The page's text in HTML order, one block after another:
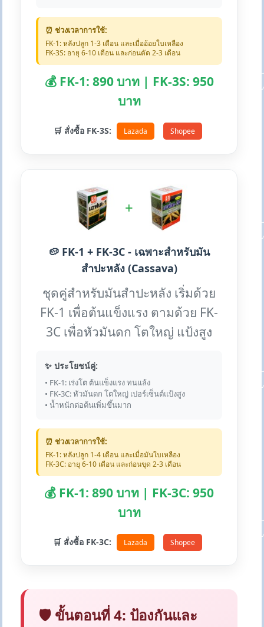
⏰ ช่วงเวลาการใช้:
FK-1: หลังปลูก 1-3 เดือน และเมื่ออ้อยใบเหลือง
FK-3S: อายุ 6-10 เดือน และก่อนตัด 2-3 เดือน
💰 FK-1: 890 บาท | FK-3S: 950
บาท
🛒 สั่งซื้อ FK-3S: Lazada Shopee
+
🥔 FK-1 + FK-3C - เฉพาะสำหรับมัน
สำปะหลัง (Cassava)
ชุดคู่สำหรับมันสำปะหลัง เริ่มด้วย
FK-1 เพื่อต้นแข็งแรง ตามด้วย FK-
3C เพื่อหัวมันดก โตใหญ่ แป้งสูง
✨ ประโยชน์คู่:
• FK-1: เร่งโต ต้นแข็งแรง ทนแล้ง
• FK-3C: หัวมันดก โตใหญ่ เปอร์เซ็นต์แป้งสูง
• น้ำหนักต่อต้นเพิ่มขึ้นมาก
⏰ ช่วงเวลาการใช้:
FK-1: หลังปลูก 1-4 เดือน และเมื่อมันใบเหลือง
FK-3C: อายุ 6-10 เดือน และก่อนขุด 2-3 เดือน
💰 FK-1: 890 บาท | FK-3C: 950
บาท
🛒 สั่งซื้อ FK-3C: Lazada Shopee
🛡️ ขั้นตอนที่ 4: ป้องกันและ